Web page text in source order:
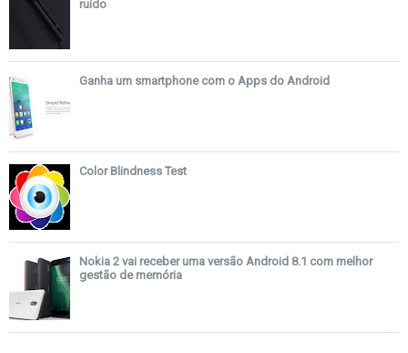
ruído
Ganha um smartphone com o Apps do Android
Color Blindness Test
Nokia 2 vai receber uma versão Android 8.1 com melhor
gestão de memória